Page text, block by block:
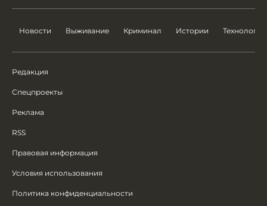
Новости Выживание Криминал Истории Технологии
Редакция
Спецпроекты
Реклама
RSS
Правовая информация
Условия использования
Политика конфиденциальности